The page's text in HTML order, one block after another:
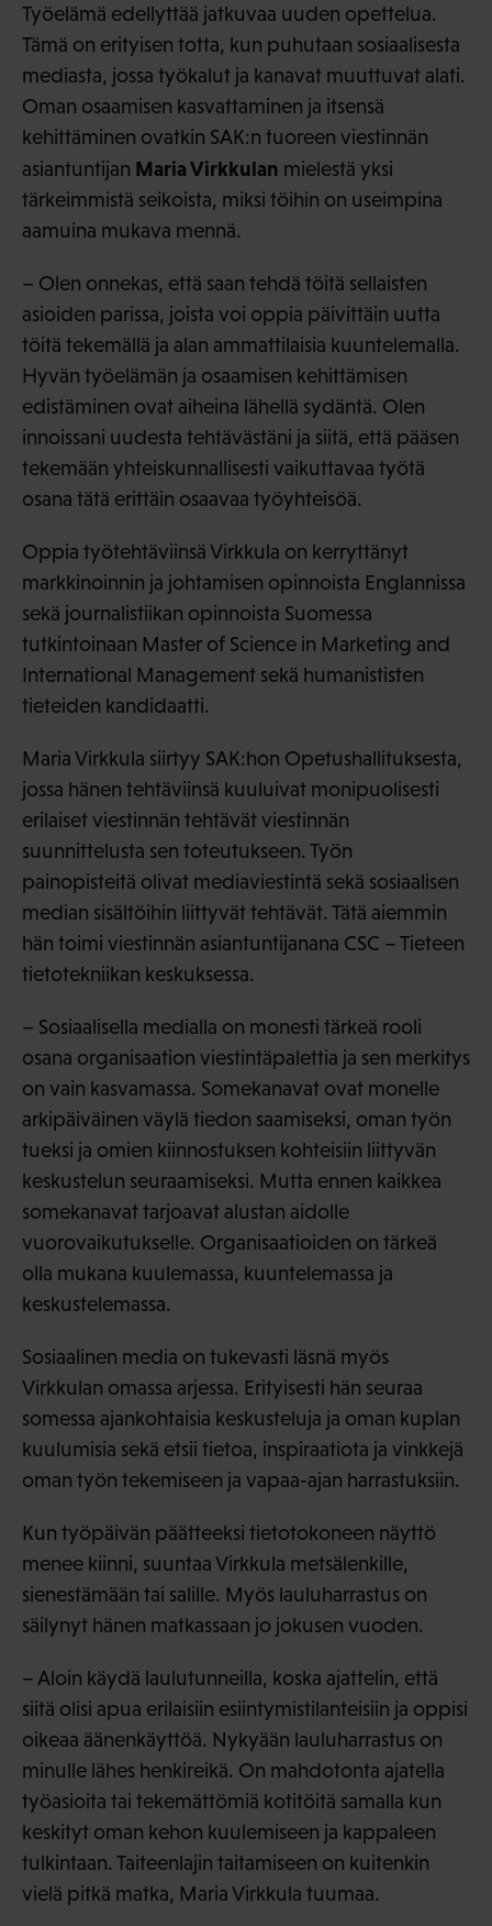
Työelämä edellyttää jatkuvaa uuden opettelua.
Tämä on erityisen totta, kun puhutaan sosiaalisesta
mediasta, jossa työkalut ja kanavat muuttuvat alati.
Oman osaamisen kasvattaminen ja itsensä
kehittäminen ovatkin SAK:n tuoreen viestinnän
asiantuntijan Maria Virkkulan mielestä yksi
tärkeimmistä seikoista, miksi töihin on useimpina
aamuina mukava mennä.
– Olen onnekas, että saan tehdä töitä sellaisten
asioiden parissa, joista voi oppia päivittäin uutta
töitä tekemällä ja alan ammattilaisia kuuntelemalla.
Hyvän työelämän ja osaamisen kehittämisen
edistäminen ovat aiheina lähellä sydäntä. Olen
innoissani uudesta tehtävästäni ja siitä, että pääsen
tekemään yhteiskunnallisesti vaikuttavaa työtä
osana tätä erittäin osaavaa työyhteisöä.
Oppia työtehtäviinsä Virkkula on kerryttänyt
markkinoinnin ja johtamisen opinnoista Englannissa
sekä journalistiikan opinnoista Suomessa
tutkintoinaan Master of Science in Marketing and
International Management sekä humanististen
tieteiden kandidaatti.
Maria Virkkula siirtyy SAK:hon Opetushallituksesta,
jossa hänen tehtäviinsä kuuluivat monipuolisesti
erilaiset viestinnän tehtävät viestinnän
suunnittelusta sen toteutukseen. Työn
painopisteitä olivat mediaviestintä sekä sosiaalisen
median sisältöihin liittyvät tehtävät. Tätä aiemmin
hän toimi viestinnän asiantuntijanana CSC – Tieteen
tietotekniikan keskuksessa.
– Sosiaalisella medialla on monesti tärkeä rooli
osana organisaation viestintäpalettia ja sen merkitys
on vain kasvamassa. Somekanavat ovat monelle
arkipäiväinen väylä tiedon saamiseksi, oman työn
tueksi ja omien kiinnostuksen kohteisiin liittyvän
keskustelun seuraamiseksi. Mutta ennen kaikkea
somekanavat tarjoavat alustan aidolle
vuorovaikutukselle. Organisaatioiden on tärkeä
olla mukana kuulemassa, kuuntelemassa ja
keskustelemassa.
Sosiaalinen media on tukevasti läsnä myös
Virkkulan omassa arjessa. Erityisesti hän seuraa
somessa ajankohtaisia keskusteluja ja oman kuplan
kuulumisia sekä etsii tietoa, inspiraatiota ja vinkkejä
oman työn tekemiseen ja vapaa-ajan harrastuksiin.
Kun työpäivän päätteeksi tietotokoneen näyttö
menee kiinni, suuntaa Virkkula metsälenkille,
sienestämään tai salille. Myös lauluharrastus on
säilynyt hänen matkassaan jo jokusen vuoden.
– Aloin käydä laulutunneilla, koska ajattelin, että
siitä olisi apua erilaisiin esiintymistilanteisiin ja oppisi
oikeaa äänenkäyttöä. Nykyään lauluharrastus on
minulle lähes henkireikä. On mahdotonta ajatella
työasioita tai tekemättömiä kotitöitä samalla kun
keskityt oman kehon kuulemiseen ja kappaleen
tulkintaan. Taiteenlajin taitamiseen on kuitenkin
vielä pitkä matka, Maria Virkkula tuumaa.